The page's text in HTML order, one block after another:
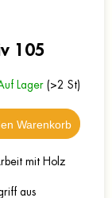
105
Lager (>2 St)
Warenkorb
mit Holz
aus